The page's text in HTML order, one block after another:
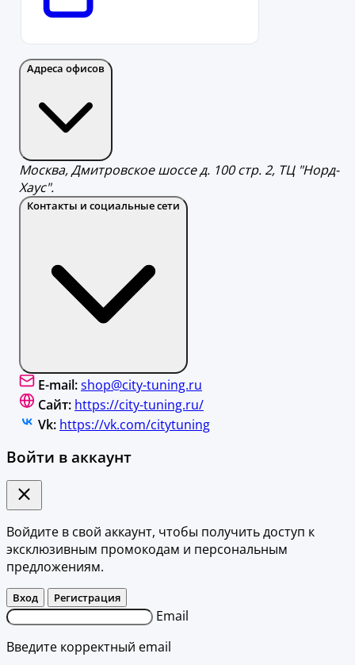
Адреса офисов
Москва, Дмитровское шоссе д. 100 стр. 2, ТЦ "Норд-
Хаус".
Контакты и социальные сети
E-mail:shop@city-tuning.ru
Сайт: https://city-tuning.ru/
Vk: https://vk.com/citytuning
Войти в аккаунт
Войдите в свой аккаунт, чтобы получить доступ к
эксклюзивным промокодам и персональным
предложениям.
Вход Регистрация
Email
Введите корректный email